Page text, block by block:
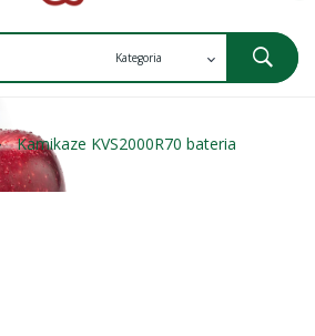
Kamikaze KVS2000R70 bateria